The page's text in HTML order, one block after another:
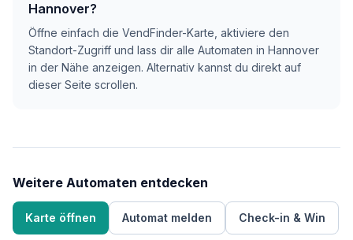
Hannover?
Öffne einfach die VendFinder-Karte, aktiviere den
Standort-Zugriff und lass dir alle Automaten in Hannover
in der Nähe anzeigen. Alternativ kannst du direkt auf
dieser Seite scrollen.
Weitere Automaten entdecken
Karte öffnen Automat melden Check-in & Win